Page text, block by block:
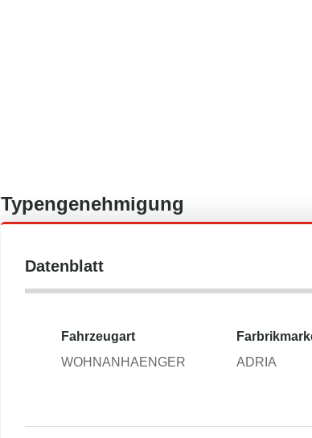
Typengenehmigung
Datenblatt
Fahrzeugart
WOHNANHAENGER
ADRIA